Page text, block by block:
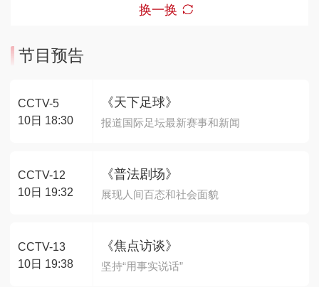
换一换
节目预告
CCTV-5
10日 18:30
《天下足球》
报道国际足坛最新赛事和新闻
CCTV-12
10日 19:32
《普法剧场》
展现人间百态和社会面貌
CCTV-13
10日 19:38
《焦点访谈》
坚持“用事实说话”